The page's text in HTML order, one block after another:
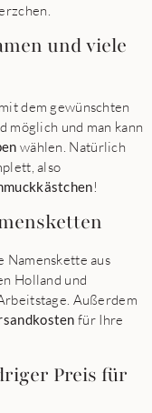
und viele
dem gewünschten
möglich und man kann
wählen. Natürlich
also
!
Namenskette aus
Holland und
Außerdem
für Ihre
Preis für